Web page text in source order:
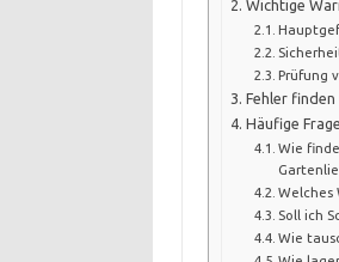
Wichtige
Prüfung
Fehler finden
Häufige
Wie
Welches
Soll ich
Wie